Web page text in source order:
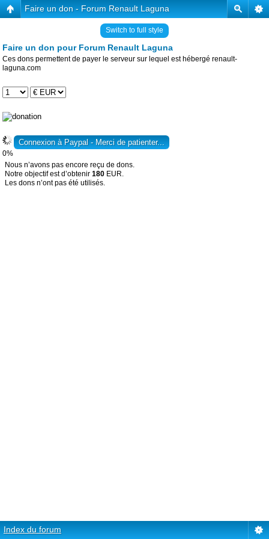
Faire un don - Forum Renault Laguna
Switch to full style
Faire un don pour Forum Renault Laguna
Ces dons permettent de payer le serveur sur lequel est hébergé renault-
laguna.com
0%
Nous n’avons pas encore reçu de dons.
Notre objectif est d’obtenir 180 EUR.
Les dons n’ont pas été utilisés.
Index du forum